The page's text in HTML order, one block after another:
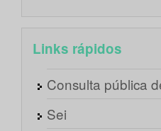
Links rápidos
Consulta pública
Sei